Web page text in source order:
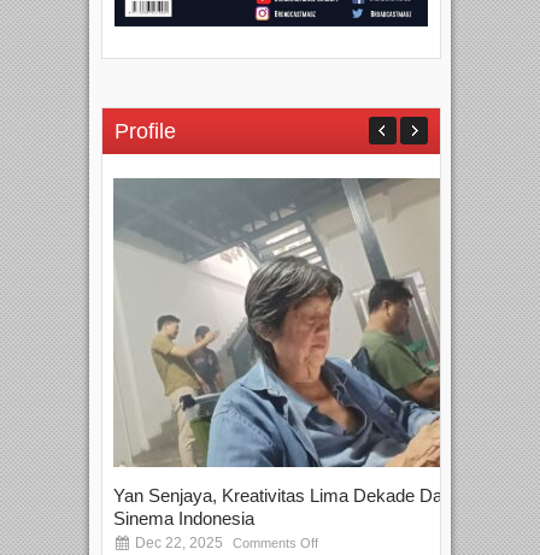
Profile
Yan Senjaya, Kreativitas Lima Dekade Dalam
Sinema Indonesia
Dec 22, 2025 Comments Off